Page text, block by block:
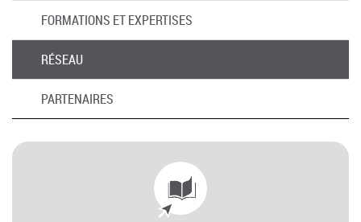
FORMATIONS ET EXPERTISES
RÉSEAU
PARTENAIRES